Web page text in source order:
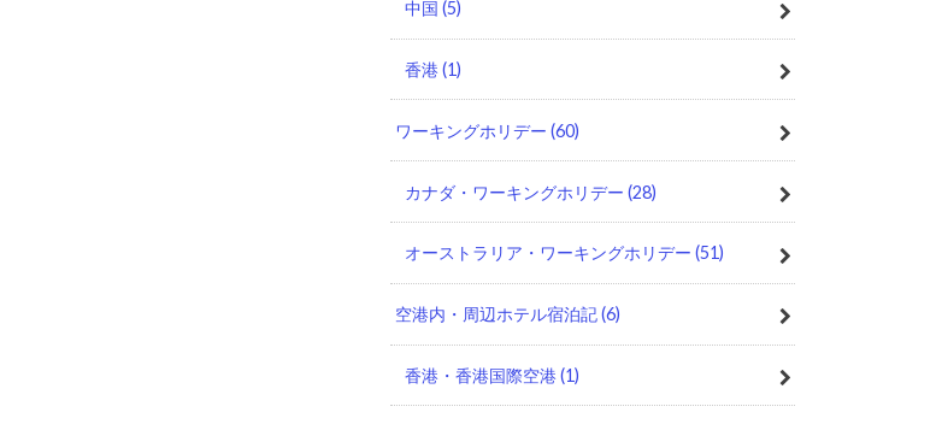
中国 (5)
香港(1)
ワーキングホリデー(60)
カナダ・ワーキングホリデー (28)
オーストラリア・ワーキングホリデー (51)
空港内・周辺ホテル宿泊記(6)
香港・香港国際空港(1)